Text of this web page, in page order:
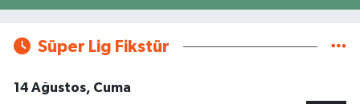
Süper Lig Fikstür
14 Ağustos, Cuma